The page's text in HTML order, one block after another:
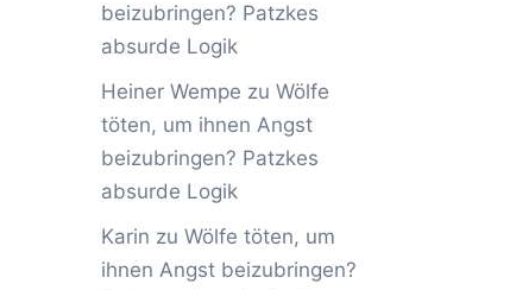
beizubringen? Patzkes
absurde Logik
Heiner Wempe zu Wölfe
töten, um ihnen Angst
beizubringen? Patzkes
absurde Logik
Karin zu Wölfe töten, um
ihnen Angst beizubringen?